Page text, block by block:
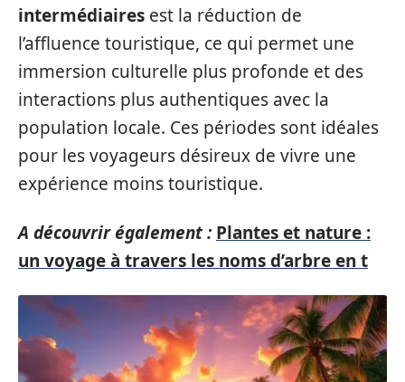
intermédiaires est la réduction de
l’affluence touristique, ce qui permet une
immersion culturelle plus profonde et des
interactions plus authentiques avec la
population locale. Ces périodes sont idéales
pour les voyageurs désireux de vivre une
expérience moins touristique.
A découvrir également : Plantes et nature :
un voyage à travers les noms d’arbre en t